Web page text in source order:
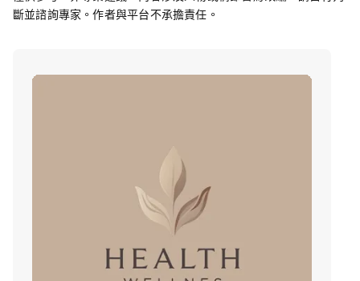
斷並諮詢專家。作者與平台不承擔責任。